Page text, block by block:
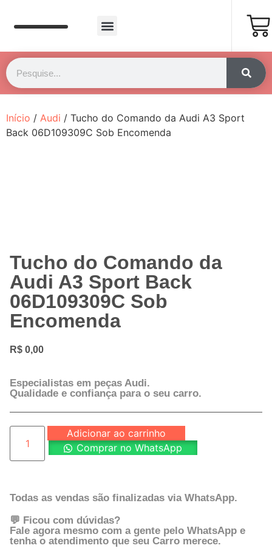
Início / Audi / Tucho do Comando da Audi A3 Sport
Back 06D109309C Sob Encomenda
Tucho do Comando da
Audi A3 Sport Back
06D109309C Sob
Encomenda
R$ 0,00
Especialistas em peças Audi.
Qualidade e confiança para o seu carro.
Adicionar ao carrinho
Comprar no WhatsApp
Todas as vendas são finalizadas via WhatsApp.
💬 Ficou com dúvidas?
Fale agora mesmo com a gente pelo WhatsApp e
tenha o atendimento que seu Carro merece.